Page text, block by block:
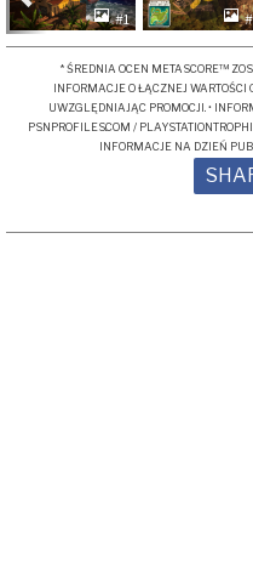
#1
* ŚREDNIA OCEN METASCORE™
INFORMACJE O ŁĄCZNEJ
UWZGLĘDNIAJĄC PROMOCJI. •
PSNPROFILES.COM /
INFORMACJE NA DZIEŃ